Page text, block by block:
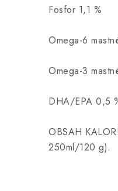
Fosfor 1,1 %
Omega-6
Omega-3
DHA/EPA 0,5
OBSAH
250ml/120 g).